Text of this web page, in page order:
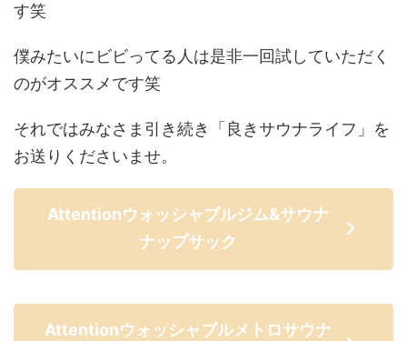
す笑
僕みたいにビビってる人は是非一回試していただく
のがオススメです笑
それではみなさま引き続き「良きサウナライフ」を
お送りくださいませ。
Attentionウォッシャブルジム&サウナ
ナップサック
Attentionウォッシャブルメトロサウナ